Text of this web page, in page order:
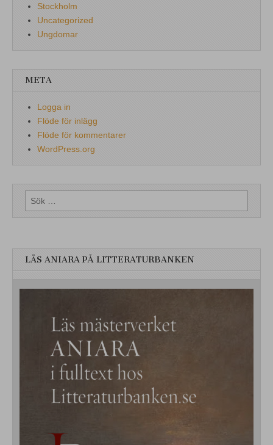
Stockholm
Uncategorized
Ungdomar
META
Logga in
Flöde för inlägg
Flöde för kommentarer
WordPress.org
Sök
efter:
LÄS ANIARA PÅ LITTERATURBANKEN